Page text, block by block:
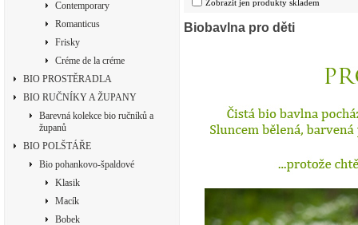
Contemporary
Romanticus
Frisky
Créme de la créme
BIO PROSTĚRADLA
BIO RUČNÍKY A ŽUPANY
Barevná kolekce bio ručníků a
županů
BIO POLŠTÁŘE
Bio pohankovo-špaldové
Klasik
Macík
Bobek
Zobrazit jen produkty skladem
Biobavlna pro děti